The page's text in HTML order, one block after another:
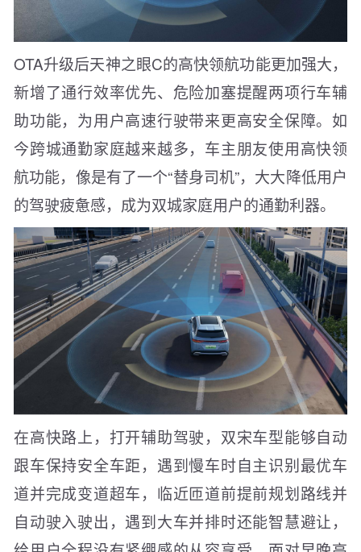
OTA升级后天神之眼C的高快领航功能更加强大，
新增了通行效率优先、危险加塞提醒两项行车辅
助功能，为用户高速行驶带来更高安全保障。如
今跨城通勤家庭越来越多，车主朋友使用高快领
航功能，像是有了一个“替身司机”，大大降低用户
的驾驶疲惫感，成为双城家庭用户的通勤利器。
在高快路上，打开辅助驾驶，双宋车型能够自动
跟车保持安全车距，遇到慢车时自主识别最优车
道并完成变道超车，临近匝道前提前规划路线并
自动驶入驶出，遇到大车并排时还能智慧避让，